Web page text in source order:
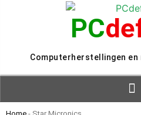
PC
Computerherstellingen